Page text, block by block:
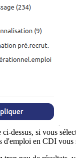
ci-dessus, si vous
d'emploi en CDI vous